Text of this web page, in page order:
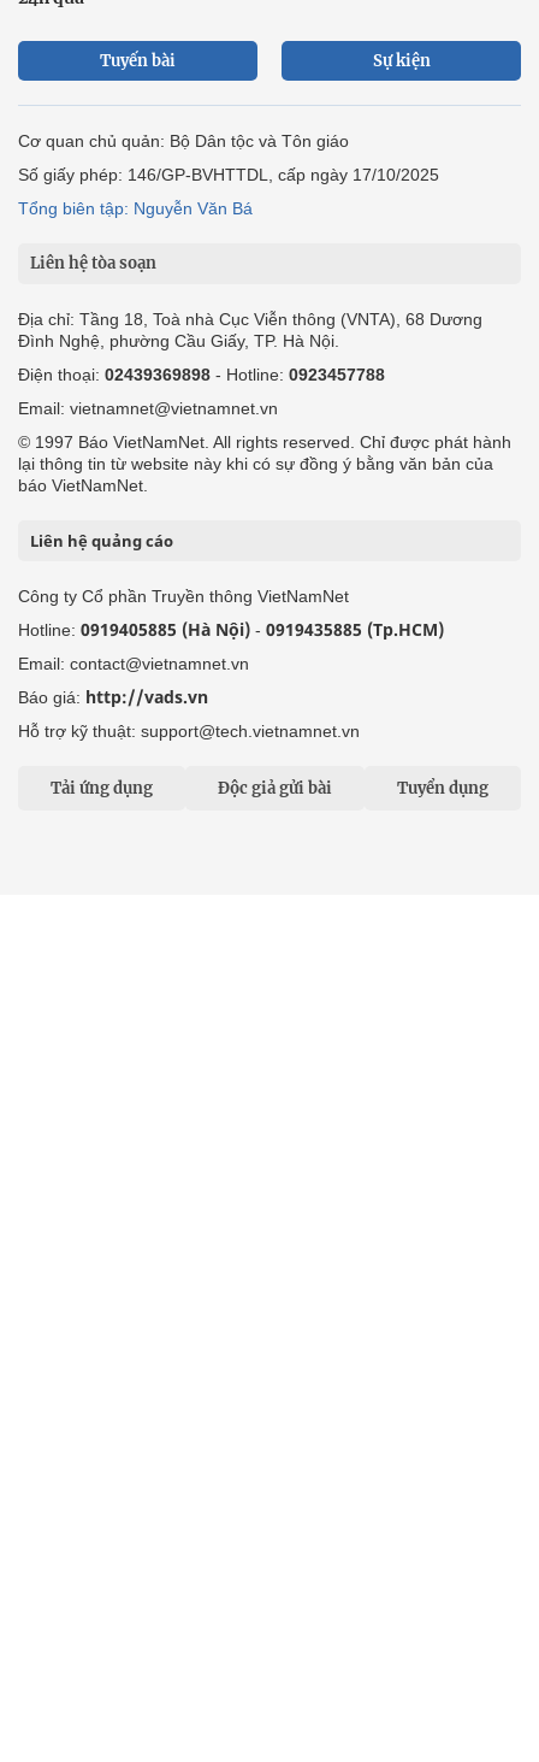
Tuyến bài Sự kiện
Cơ quan chủ quản: Bộ Dân tộc và Tôn giáo
Số giấy phép: 146/GP-BVHTTDL, cấp ngày 17/10/2025
Tổng biên tập: Nguyễn Văn Bá
Liên hệ tòa soạn
Địa chỉ: Tầng 18, Toà nhà Cục Viễn thông (VNTA), 68 Dương
Đình Nghệ, phường Cầu Giấy, TP. Hà Nội.
Điện thoại: 02439369898 - Hotline: 0923457788
Email: vietnamnet@vietnamnet.vn
© 1997 Báo VietNamNet. All rights reserved. Chỉ được phát hành
lại thông tin từ website này khi có sự đồng ý bằng văn bản của
báo VietNamNet.
Liên hệ quảng cáo
Công ty Cổ phần Truyền thông VietNamNet
Hotline: 0919405885 (Hà Nội) - 0919435885 (Tp.HCM)
Email: contact@vietnamnet.vn
Báo giá: http://vads.vn
Hỗ trợ kỹ thuật: support@tech.vietnamnet.vn
Tải ứng dụng Độc giả gửi bài Tuyển dụng